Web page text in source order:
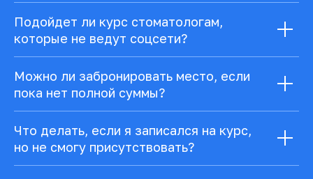
Подойдет ли курс стоматологам,
которые не ведут соцсети?
Можно ли забронировать место, если
пока нет полной суммы?
Что делать, если я записался на курс,
но не смогу присутствовать?